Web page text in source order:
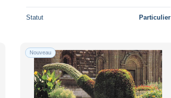
Statut Particulier
Nouveau